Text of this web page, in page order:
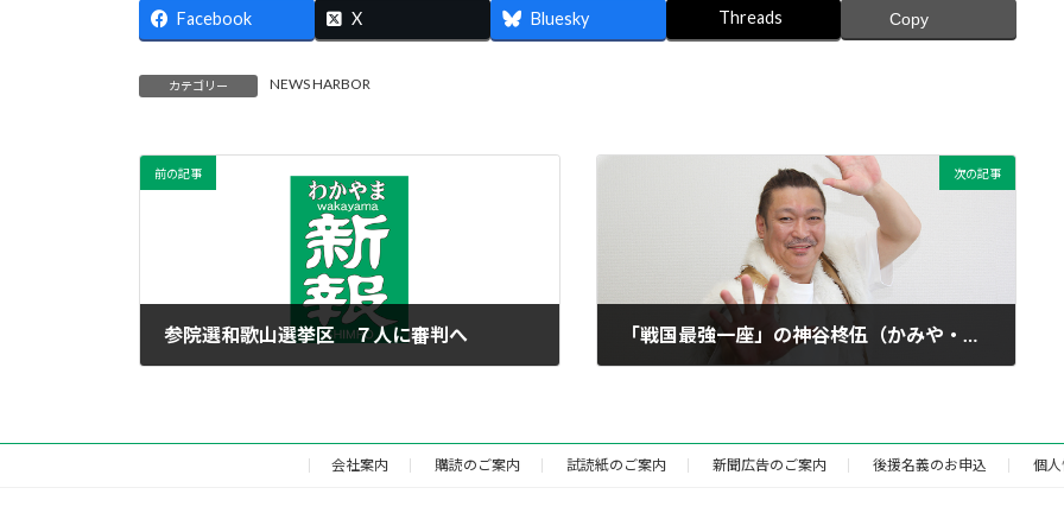
Facebook X Bluesky Threads Copy
カテゴリー NEWS HARBOR
前の記事
参院選和歌山選挙区 ７人に審判へ
次の記事
「戦国最強一座」の神谷柊伍（かみや・しゅうご）座長
会社案内 購読のご案内 試読紙のご案内 新聞広告のご案内 後援名義のお申込 個